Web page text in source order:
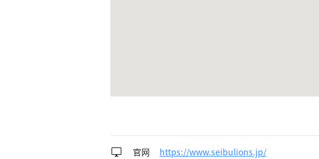
官网 https://www.seibulions.jp/